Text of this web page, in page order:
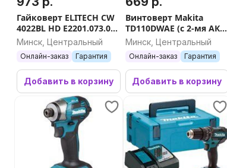
Гайковерт ELITECH CW
4022BL HD E2201.073.00
(без АКБ)
Минск, Центральный
Онлайн-заказ Гарантия
Добавить в корзину
Винтоверт Makita
TD110DWAE (с 2-мя АКБ,
кейс)
Минск, Центральный
Онлайн-заказ Гарантия
Добавить в корзину